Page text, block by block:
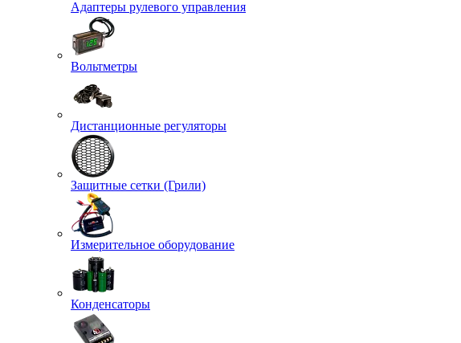
Адаптеры рулевого управления
Вольтметры
Дистанционные регуляторы
Защитные сетки (Грили)
Измерительное оборудование
Конденсаторы